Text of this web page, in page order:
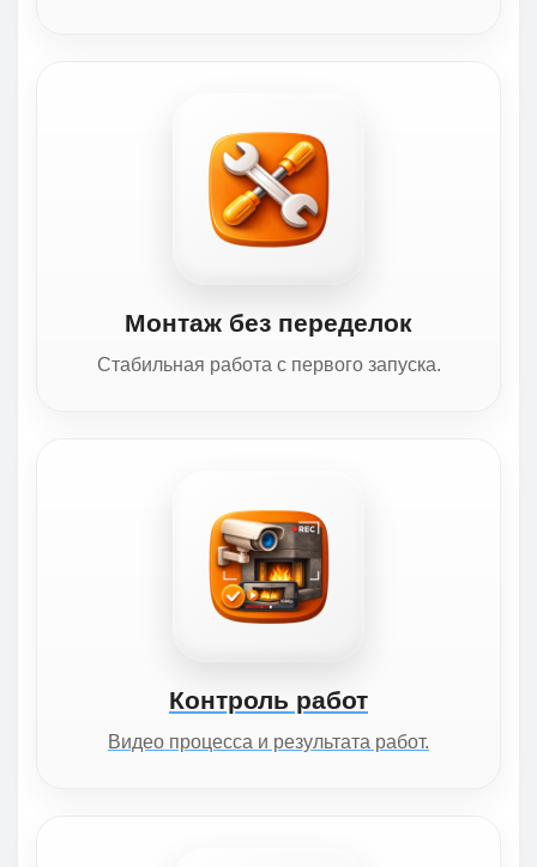
Монтаж без переделок
Стабильная работа с первого запуска.
Контроль работ
Видео процесса и результата работ.